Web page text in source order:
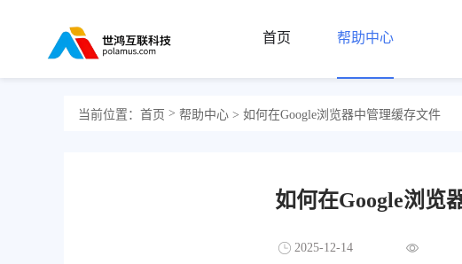
首页 帮助中心
当前位置： 首页 > 帮助中心 > 如何在Google浏览器中管理缓存文件
如何在Google浏览
2025-12-14